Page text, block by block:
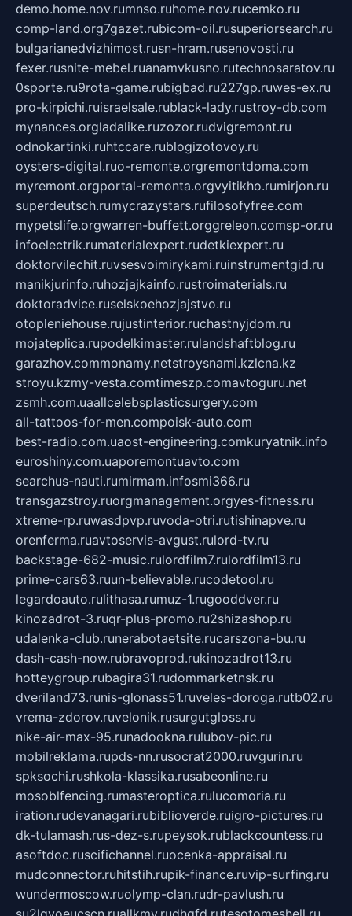
demo.home.nov.rumnso.ruhome.nov.rucemko.ru
comp-land.org7gazet.rubicom-oil.rusuperiorsearch.ru
bulgarianedvizhimost.rusn-hram.rusenovosti.ru
fexer.rusnite-mebel.ruanamvkusno.rutechnosaratov.ru
0sporte.ru9rota-game.rubigbad.ru227gp.ruwes-ex.ru
pro-kirpichi.ruisraelsale.rublack-lady.rustroy-db.com
mynances.orgladalike.ruzozor.rudvigremont.ru
odnokartinki.ruhtccare.rublogizotovoy.ru
oysters-digital.ruo-remonte.orgremontdoma.com
myremont.orgportal-remonta.orgvyitikho.rumirjon.ru
superdeutsch.rumycrazystars.rufilosofyfree.com
mypetslife.orgwarren-buffett.orggreleon.comsp-or.ru
infoelectrik.rumaterialexpert.rudetkiexpert.ru
doktorvilechit.ruvsesvoimirykami.ruinstrumentgid.ru
manikjurinfo.ruhozjajkainfo.rustroimaterials.ru
doktoradvice.ruselskoehozjajstvo.ru
otopleniehouse.rujustinterior.ruchastnyjdom.ru
mojateplica.rupodelkimaster.rulandshaftblog.ru
garazhov.commonamy.netstroysnami.kzlcna.kz
stroyu.kzmy-vesta.comtimeszp.comavtoguru.net
zsmh.com.uaallcelebsplasticsurgery.com
all-tattoos-for-men.compoisk-auto.com
best-radio.com.uaost-engineering.comkuryatnik.info
euroshiny.com.uaporemontuavto.com
searchus-nauti.rumirmam.infosmi366.ru
transgazstroy.ruorgmanagement.orgyes-fitness.ru
xtreme-rp.ruwasdpvp.ruvoda-otri.rutishinapve.ru
orenferma.ruavtoservis-avgust.rulord-tv.ru
backstage-682-music.rulordfilm7.rulordfilm13.ru
prime-cars63.ruun-believable.rucodetool.ru
legardoauto.rulithasa.rumuz-1.rugooddver.ru
kinozadrot-3.ruqr-plus-promo.ru2shizashop.ru
udalenka-club.runerabotaetsite.rucarszona-bu.ru
dash-cash-now.rubravoprod.rukinozadrot13.ru
hotteygroup.rubagira31.rudommarketnsk.ru
dveriland73.runis-glonass51.ruveles-doroga.rutb02.ru
vrema-zdorov.ruvelonik.rusurgutgloss.ru
nike-air-max-95.runadookna.rulubov-pic.ru
mobilreklama.rupds-nn.rusocrat2000.ruvgurin.ru
spksochi.rushkola-klassika.rusabeonline.ru
mosoblfencing.rumasteroptica.rulucomoria.ru
iration.rudevanagari.rubiblioverde.ruigro-pictures.ru
dk-tulamash.rus-dez-s.rupeysok.rublackcountess.ru
asoftdoc.ruscifichannel.ruocenka-appraisal.ru
mudconnector.ruhitstih.rupik-finance.ruvip-surfing.ru
wundermoscow.ruolymp-clan.rudr-pavlush.ru